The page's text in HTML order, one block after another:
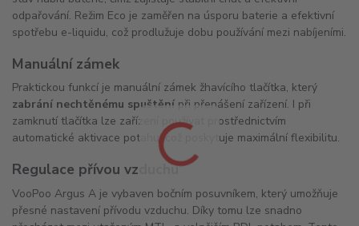
odpařování. Režim Eco je zaměřen na úsporu baterie a efektivní
spotřebu e-liquidu, což prodlužuje dobu používání mezi nabíjeními.
Manuální zámek
Praktickou funkcí je manuální zámek žhavícího tlačítka, který
zabrání nechtěnému spuštění při přenášení zařízení. I při
zamknutí tlačítka lze zařízení používat prostřednictvím
automatické aktivace potahu, což poskytuje maximální flexibilitu.
Regulace přívou vzduchu
VooPoo Argus A je vybaven bočním posuvníkem, který umožňuje
přesné nastavení přívodu vzduchu. Díky tomu lze snadno